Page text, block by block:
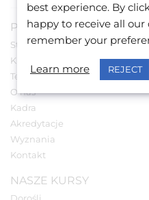
PRZYDATNE LINKI
Strona główna
Kursy
Test z Języka Angielskiego
O nas
Kadra
Akredytacje
Wyznania
Kontakt
NASZE KURSY
best experience. By
happy to receive all our
remember your
Learn more REJECT